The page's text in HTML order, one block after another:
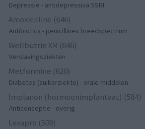
Depressie - antidepressiva SSRI
Amoxicilline (646)
Antibiotica - penicillines breedspectrum
Wellbutrin XR (646)
Verslavingsziekten
Metformine (620)
Diabetes (suikerziekte) - orale middelen
Implanon (hormoonimplantaat) (584)
Anticonceptie - overig
Lexapro (509)